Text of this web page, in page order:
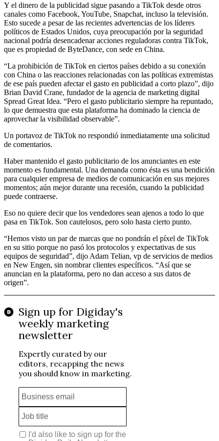
Y el dinero de la publicidad sigue pasando a TikTok desde otros
canales como Facebook, YouTube, Snapchat, incluso la televisión.
Esto sucede a pesar de las recientes advertencias de los líderes
políticos de Estados Unidos, cuya preocupación por la seguridad
nacional podría desencadenar acciones reguladoras contra TikTok,
que es propiedad de ByteDance, con sede en China.
“La prohibición de TikTok en ciertos países debido a su conexión
con China o las reacciones relacionadas con las políticas extremistas
de ese país pueden afectar el gasto en publicidad a corto plazo”, dijo
Brian David Crane, fundador de la agencia de marketing digital
Spread Great Idea. “Pero el gasto publicitario siempre ha repuntado,
lo que demuestra que esta plataforma ha dominado la ciencia de
aprovechar la visibilidad observable”.
Un portavoz de TikTok no respondió inmediatamente una solicitud
de comentarios.
Haber mantenido el gasto publicitario de los anunciantes en este
momento es fundamental. Una demanda como ésta es una bendición
para cualquier empresa de medios de comunicación en sus mejores
momentos; aún mejor durante una recesión, cuando la publicidad
puede contraerse.
Eso no quiere decir que los vendedores sean ajenos a todo lo que
pasa en TikTok. Son cautelosos, pero solo hasta cierto punto.
“Hemos visto un par de marcas que no pondrán el píxel de TikTok
en su sitio porque no pasó los protocolos y expectativas de sus
equipos de seguridad”, dijo Adam Telian, vp de servicios de medios
en New Engen, sin nombrar clientes específicos. “Así que se
anuncian en la plataforma, pero no dan acceso a sus datos de
origen”.